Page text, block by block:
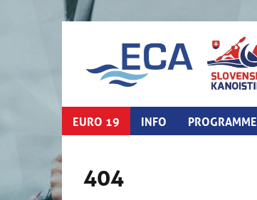
EURO 19 INFO PROGRAMME
404